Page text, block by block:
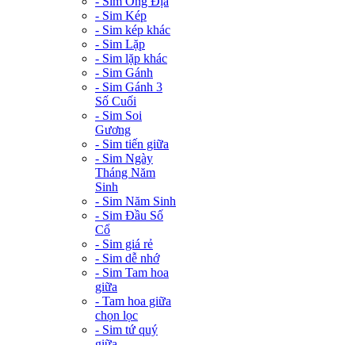
- Sim Kép
- Sim kép khác
- Sim Lặp
- Sim lặp khác
- Sim Gánh
- Sim Gánh 3
Số Cuối
- Sim Soi
Gương
- Sim tiến giữa
- Sim Ngày
Tháng Năm
Sinh
- Sim Năm Sinh
- Sim Đầu Số
Cổ
- Sim giá rẻ
- Sim dễ nhớ
- Sim Tam hoa
giữa
- Tam hoa giữa
chọn lọc
- Sim tứ quý